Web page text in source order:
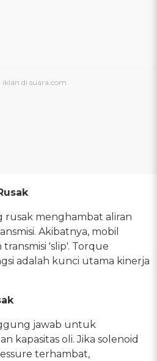
rusak menghambat aliran
Akibatnya, mobil
'slip'. Torque
adalah kunci utama kinerja
jawab untuk
kapasitas oli. Jika solenoid
terhambat,